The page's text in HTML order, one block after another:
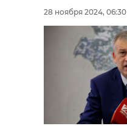
28 ноября 2024, 06:30